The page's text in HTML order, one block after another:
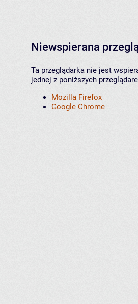
Niewspierana
Ta przeglądarka nie jest
jednej z poniższych
Mozilla Firefox
Google Chrome